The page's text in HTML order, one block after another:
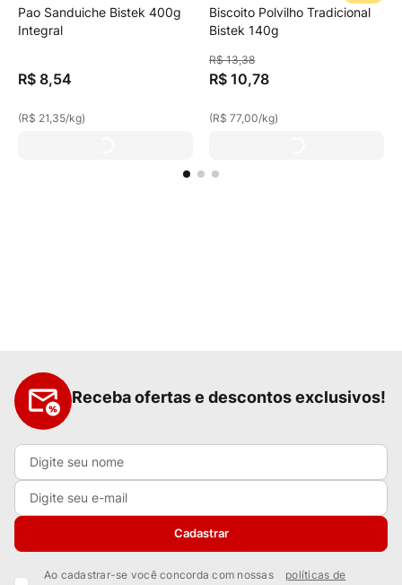
Pao Sanduiche Bistek 400g
Integral
R$ 8,54
(R$ 21,35/kg)
Biscoito Polvilho Tradicional
Bistek 140g
R$ 13,38
R$ 10,78
(R$ 77,00/kg)
Receba ofertas e descontos exclusivos!
Cadastrar
Ao cadastrar-se você concorda com nossas
políticas de